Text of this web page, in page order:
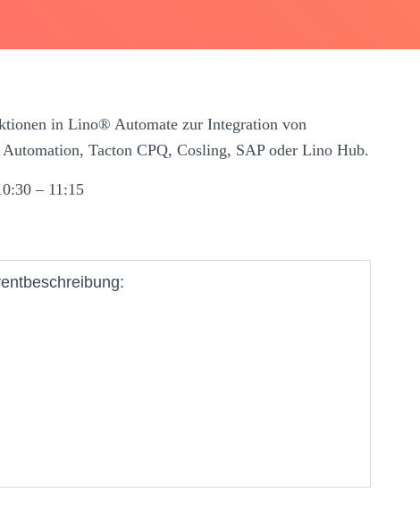
in Lino® Automate zur Integration von
Tacton CPQ, Cosling, SAP oder Lino Hub.
– 11:15